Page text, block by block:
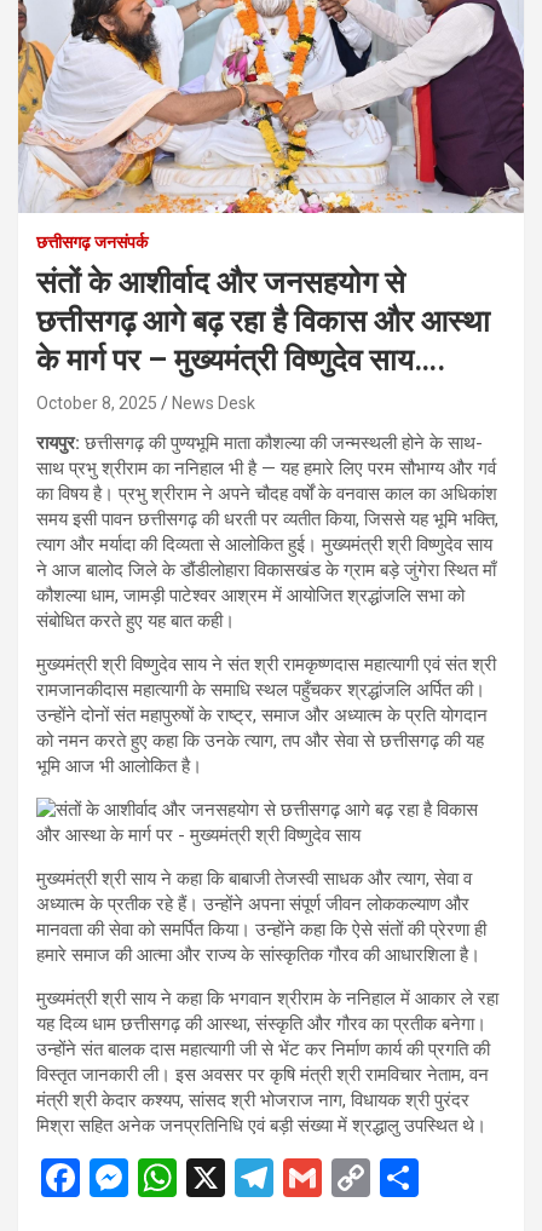
छत्तीसगढ़ जनसंपर्क
संतों के आशीर्वाद और जनसहयोग से
छत्तीसगढ़ आगे बढ़ रहा है विकास और आस्था
के मार्ग पर – मुख्यमंत्री विष्णुदेव साय….
October 8, 2025 News Desk
रायपुर:छत्तीसगढ़ की पुण्यभूमि माता कौशल्या की जन्मस्थली होने के साथ-
साथ प्रभु श्रीराम का ननिहाल भी है — यह हमारे लिए परम सौभाग्य और गर्व
का विषय है। प्रभु श्रीराम ने अपने चौदह वर्षों के वनवास काल का अधिकांश
समय इसी पावन छत्तीसगढ़ की धरती पर व्यतीत किया, जिससे यह भूमि भक्ति,
त्याग और मर्यादा की दिव्यता से आलोकित हुई। मुख्यमंत्री श्री विष्णुदेव साय
ने आज बालोद जिले के डौंडीलोहारा विकासखंड के ग्राम बड़े जुंगेरा स्थित माँ
कौशल्या धाम, जामड़ी पाटेश्वर आश्रम में आयोजित श्रद्धांजलि सभा को
संबोधित करते हुए यह बात कही।
मुख्यमंत्री श्री विष्णुदेव साय ने संत श्री रामकृष्णदास महात्यागी एवं संत श्री
रामजानकीदास महात्यागी के समाधि स्थल पहुँचकर श्रद्धांजलि अर्पित की।
उन्होंने दोनों संत महापुरुषों के राष्ट्र, समाज और अध्यात्म के प्रति योगदान
को नमन करते हुए कहा कि उनके त्याग, तप और सेवा से छत्तीसगढ़ की यह
भूमि आज भी आलोकित है।
मुख्यमंत्री श्री साय ने कहा कि बाबाजी तेजस्वी साधक और त्याग, सेवा व
अध्यात्म के प्रतीक रहे हैं। उन्होंने अपना संपूर्ण जीवन लोककल्याण और
मानवता की सेवा को समर्पित किया। उन्होंने कहा कि ऐसे संतों की प्रेरणा ही
हमारे समाज की आत्मा और राज्य के सांस्कृतिक गौरव की आधारशिला है।
मुख्यमंत्री श्री साय ने कहा कि भगवान श्रीराम के ननिहाल में आकार ले रहा
यह दिव्य धाम छत्तीसगढ़ की आस्था, संस्कृति और गौरव का प्रतीक बनेगा।
उन्होंने संत बालक दास महात्यागी जी से भेंट कर निर्माण कार्य की प्रगति की
विस्तृत जानकारी ली। इस अवसर पर कृषि मंत्री श्री रामविचार नेताम, वन
मंत्री श्री केदार कश्यप, सांसद श्री भोजराज नाग, विधायक श्री पुरंदर
मिश्रा सहित अनेक जनप्रतिनिधि एवं बड़ी संख्या में श्रद्धालु उपस्थित थे।
F
M
W
X
T
G
C